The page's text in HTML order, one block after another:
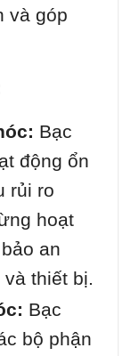
và góp
Bạc
động ổn
rủi ro
hoạt
an
thiết bị.
Bạc
bộ phận